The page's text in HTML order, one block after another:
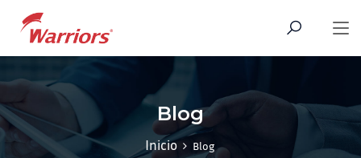
Blog
Inicio Blog